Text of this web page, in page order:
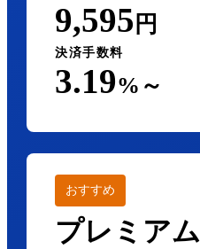
9,595 円
決済手数料
3.19%～
おすすめ
プレミアム